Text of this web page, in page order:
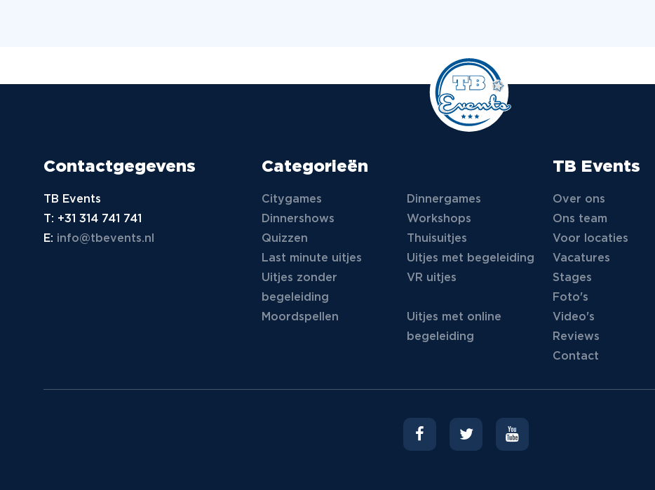
Contactgegevens
TB Events
T: +31 314 741 741
E: info@tbevents.nl
Categorieën
Citygames
Dinnergames
Dinnershows
Workshops
Quizzen
Thuisuitjes
Last minute uitjes
Uitjes met begeleiding
Uitjes zonder
begeleiding
VR uitjes
Moordspellen
Uitjes met online
begeleiding
TB Events
Over ons
Ons team
Voor locaties
Vacatures
Stages
Foto's
Video's
Reviews
Contact